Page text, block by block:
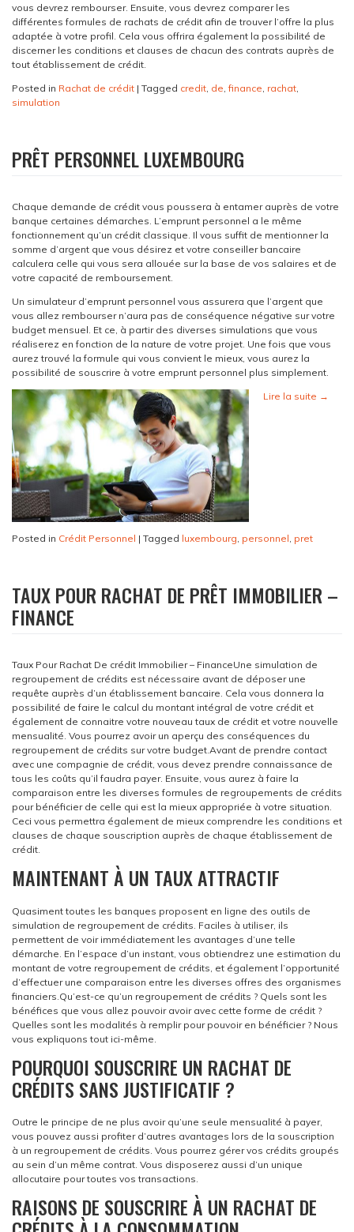
vous devrez rembourser. Ensuite, vous devrez comparer les
différentes formules de rachats de crédit afin de trouver l’offre la plus
adaptée à votre profil. Cela vous offrira également la possibilité de
discerner les conditions et clauses de chacun des contrats auprès de
tout établissement de crédit.
Posted in Rachat de crédit | Tagged credit de ,finance rachat
simulation
PRÊT PERSONNEL LUXEMBOURG
Chaque demande de crédit vous poussera à entamer auprès de votre
banque certaines démarches. L’emprunt personnel a le même
fonctionnement qu’un crédit classique. Il vous suffit de mentionner la
somme d’argent que vous désirez et votre conseiller bancaire
calculera celle qui vous sera allouée sur la base de vos salaires et de
votre capacité de remboursement.
Un simulateur d’emprunt personnel vous assurera que l’argent que
vous allez rembourser n’aura pas de conséquence négative sur votre
budget mensuel. Et ce, à partir des diverses simulations que vous
réaliserez en fonction de la nature de votre projet. Une fois que vous
aurez trouvé la formule qui vous convient le mieux, vous aurez la
possibilité de souscrire à votre emprunt personnel plus simplement.
Lire la suite →
Posted in Crédit Personnel | Tagged luxembourg, personnel, pret
TAUX POUR RACHAT DE PRÊT IMMOBILIER –
FINANCE
Taux Pour Rachat De crédit Immobilier – FinanceUne simulation de
regroupement de crédits est nécessaire avant de déposer une
requête auprès d’un établissement bancaire. Cela vous donnera la
possibilité de faire le calcul du montant intégral de votre crédit et
également de connaitre votre nouveau taux de crédit et votre nouvelle
mensualité. Vous pourrez avoir un aperçu des conséquences du
regroupement de crédits sur votre budget.Avant de prendre contact
avec une compagnie de crédit, vous devez prendre connaissance de
tous les coûts qu’il faudra payer. Ensuite, vous aurez à faire la
comparaison entre les diverses formules de regroupements de crédits
pour bénéficier de celle qui est la mieux appropriée à votre situation.
Ceci vous permettra également de mieux comprendre les conditions et
clauses de chaque souscription auprès de chaque établissement de
crédit.
MAINTENANT À UN TAUX ATTRACTIF
Quasiment toutes les banques proposent en ligne des outils de
simulation de regroupement de crédits. Faciles à utiliser, ils
permettent de voir immédiatement les avantages d’une telle
démarche. En l’espace d’un instant, vous obtiendrez une estimation du
montant de votre regroupement de crédits, et également l’opportunité
d’effectuer une comparaison entre les diverses offres des organismes
financiers. Qu’est-ce qu’un regroupement de crédits ? Quels sont les
bénéfices que vous allez pouvoir avoir avec cette forme de crédit ?
Quelles sont les modalités à remplir pour pouvoir en bénéficier ? Nous
vous expliquons tout ici-même.
POURQUOI SOUSCRIRE UN RACHAT DE
CRÉDITS SANS JUSTIFICATIF ?
Outre le principe de ne plus avoir qu’une seule mensualité à payer,
vous pouvez aussi profiter d’autres avantages lors de la souscription
à un regroupement de crédits. Vous pourrez gérer vos crédits groupés
au sein d’un même contrat. Vous disposerez aussi d’un unique
allocutaire pour toutes vos transactions.
RAISONS DE SOUSCRIRE À UN RACHAT DE